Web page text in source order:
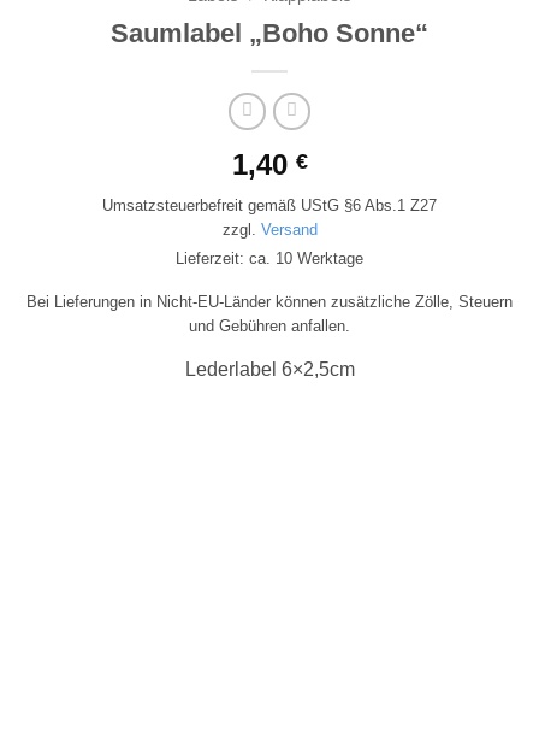
Saumlabel „Boho Sonne“
1,40 €
Umsatzsteuerbefreit gemäß UStG §6 Abs.1 Z27
zzgl. Versand
Lieferzeit: ca. 10 Werktage
Bei Lieferungen in Nicht-EU-Länder können zusätzliche Zölle, Steuern
und Gebühren anfallen.
Lederlabel 6×2,5cm